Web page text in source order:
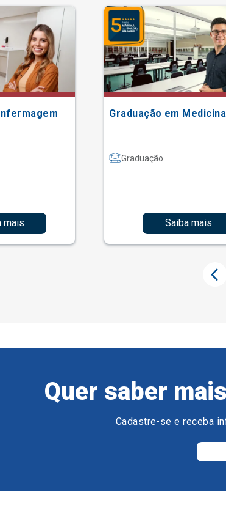
mais
Graduação em Medicina
Graduação
Saiba mais
Quer saber
Cadastre-se e receba